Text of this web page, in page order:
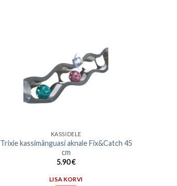
KASSIDELE
Trixie kassimänguasi aknale Fix&Catch 45
cm
5.90€
LISA KORVI